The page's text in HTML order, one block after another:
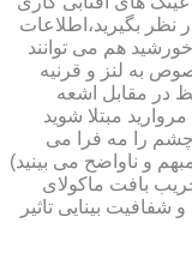
نظر بگیرید،اطلاعات
هم می توانند
به لنز و قرنیه
در مقابل اشعه
مبتلا شوید
چشم را مه فرا می
و ناواضح می بینید)
بافت ماکولای
بینایی تاثیر